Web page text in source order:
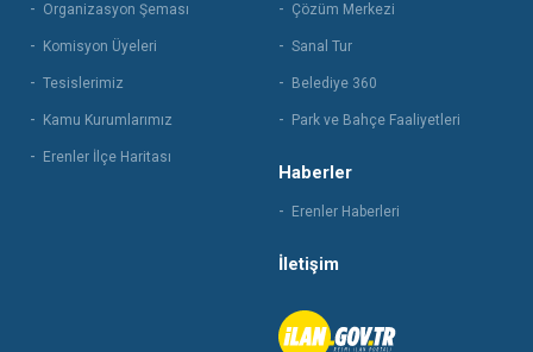
Organizasyon Şeması
Komisyon Üyeleri
Tesislerimiz
Kamu Kurumlarımız
Erenler İlçe Haritası
Çözüm Merkezi
Sanal Tur
Belediye 360
Park ve Bahçe Faaliyetleri
Haberler
Erenler Haberleri
İletişim